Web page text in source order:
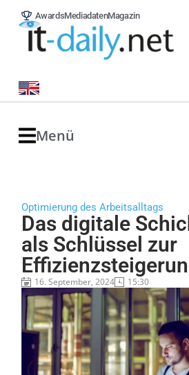
AwardsMediadatenMagazin
Menü
Optimierung des Arbeitsalltags
Das digitale
als Schlüssel zur
16. September, 2024 15:30